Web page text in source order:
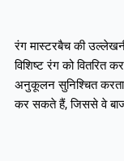
रंग मास्टरबैच की
विशिष्ट रंग को वितरित
अनुकूलन सुनिश्चित करता
कर सकते हैं, जिससे वे